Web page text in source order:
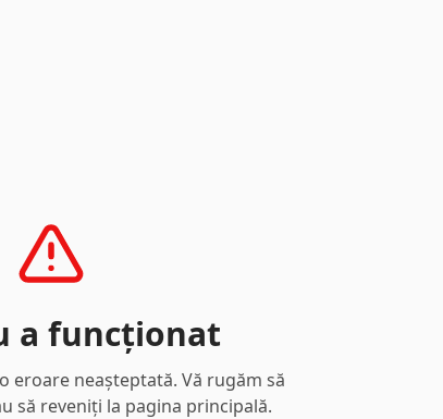
a funcționat
eroare neașteptată. Vă rugăm să
să reveniți la pagina principală.